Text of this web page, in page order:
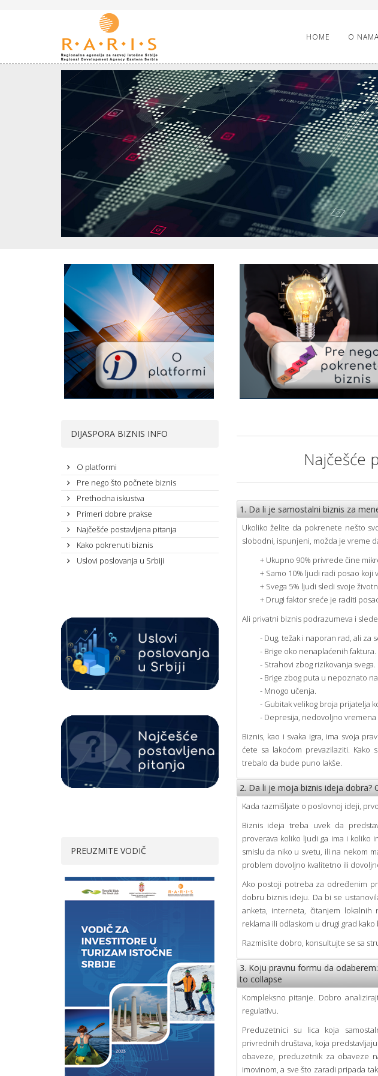
HOME O NAMA
inforamcije o uslovima, mogućnostima i
Srbiji
Šta Vam je potrebno pre nego što
DIJASPORA BIZNIS INFO
O platformi
Pre nego što počnete biznis
Prethodna iskustva
Primeri dobre prakse
Najčešće postavljena pitanja
Kako pokrenuti biznis
Uslovi poslovanja u Srbiji
PREUZMITE VODIČ
Najčešće
1. Da li je samostalni biznis za
Ukoliko želite da pokrenete nešto
slobodni, ispunjeni, možda je vreme
+ Ukupno 90% privrede čine
+ Samo 10% ljudi radi posao koji
+ Svega 5% ljudi sledi svoje
+ Drugi faktor sreće je raditi
Ali privatni biznis podrazumeva i
- Dug, težak i naporan rad, ali za
- Brige oko nenaplaćenih faktura.
- Strahovi zbog rizikovanja svega.
- Brige zbog puta u nepoznato
- Mnogo učenja.
- Gubitak velikog broja prijatelja
- Depresija, nedovoljno
Biznis, kao i svaka igra, ima svoja
ćete sa lakoćom prevazilaziti.
trebalo da bude puno lakše.
2. Da li je moja biznis ideja dobra?
Kada razmišljate o poslovnoj ideji,
Biznis ideja treba uvek da
proverava koliko ljudi ga ima i koliko
smislu da niko u svetu, ili na nekom
problem dovoljno kvalitetno ili
Ako postoji potreba za određenim
dobru biznis ideju. Da bi se
anketa, interneta, čitanjem
reklama ili odlaskom u drugi grad
Razmislite dobro, konsultujte se sa
3. Koju pravnu formu da
to collapse
Kompleksno pitanje. Dobro
regulativu.
Preduzetnici su lica koja
privrednih društava, koja
obaveze, preduzetnik za obaveze
imovinom, a sve što zaradi pripada